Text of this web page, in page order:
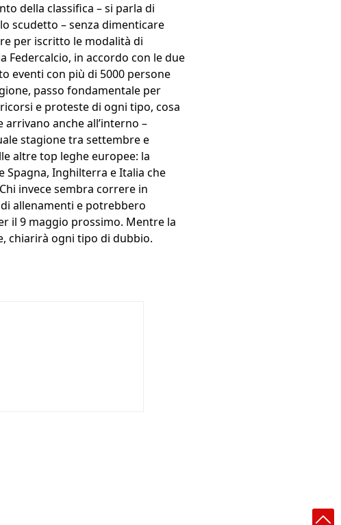
della classifica – si parla di
scudetto – senza dimenticare
per iscritto le modalità di
Federcalcio, in accordo con le due
eventi con più di 5000 persone
passo fondamentale per
e proteste di ogni tipo, cosa
anche all’interno –
stagione tra settembre e
altre top leghe europee: la
Spagna, Inghilterra e Italia che
invece sembra correre in
allenamenti e potrebbero
il 9 maggio prossimo. Mentre la
chiarirà ogni tipo di dubbio.